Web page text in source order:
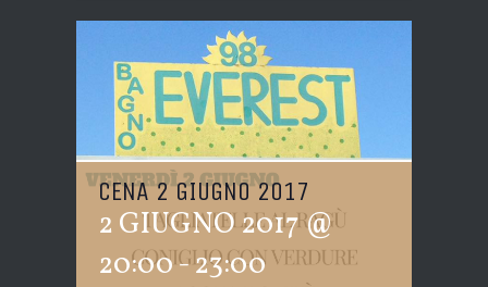
CENA 2 GIUGNO 2017
2 GIUGNO 2017 @
20:00-23:00